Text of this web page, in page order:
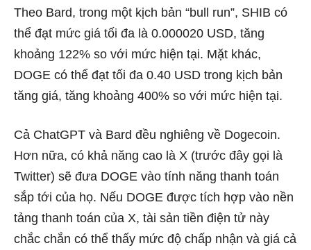
Theo Bard, trong một kịch bản “bull run”, SHIB có
thể đạt mức giá tối đa là 0.000020 USD, tăng
khoảng 122% so với mức hiện tại. Mặt khác,
DOGE có thể đạt tối đa 0.40 USD trong kịch bản
tăng giá, tăng khoảng 400% so với mức hiện tại.
Cả ChatGPT và Bard đều nghiêng về Dogecoin.
Hơn nữa, có khả năng cao là X (trước đây gọi là
Twitter) sẽ đưa DOGE vào tính năng thanh toán
sắp tới của họ. Nếu DOGE được tích hợp vào nền
tảng thanh toán của X, tài sản tiền điện tử này
chắc chắn có thể thấy mức độ chấp nhận và giá cả